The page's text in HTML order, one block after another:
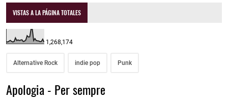
VISTAS A LA PÁGINA TOTALES
1,268,174
Alternative Rock indie pop Punk
Apologia - Per sempre